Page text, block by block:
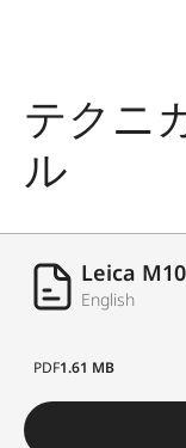
テクニ
ル
Leica
English
PDF1.61 MB